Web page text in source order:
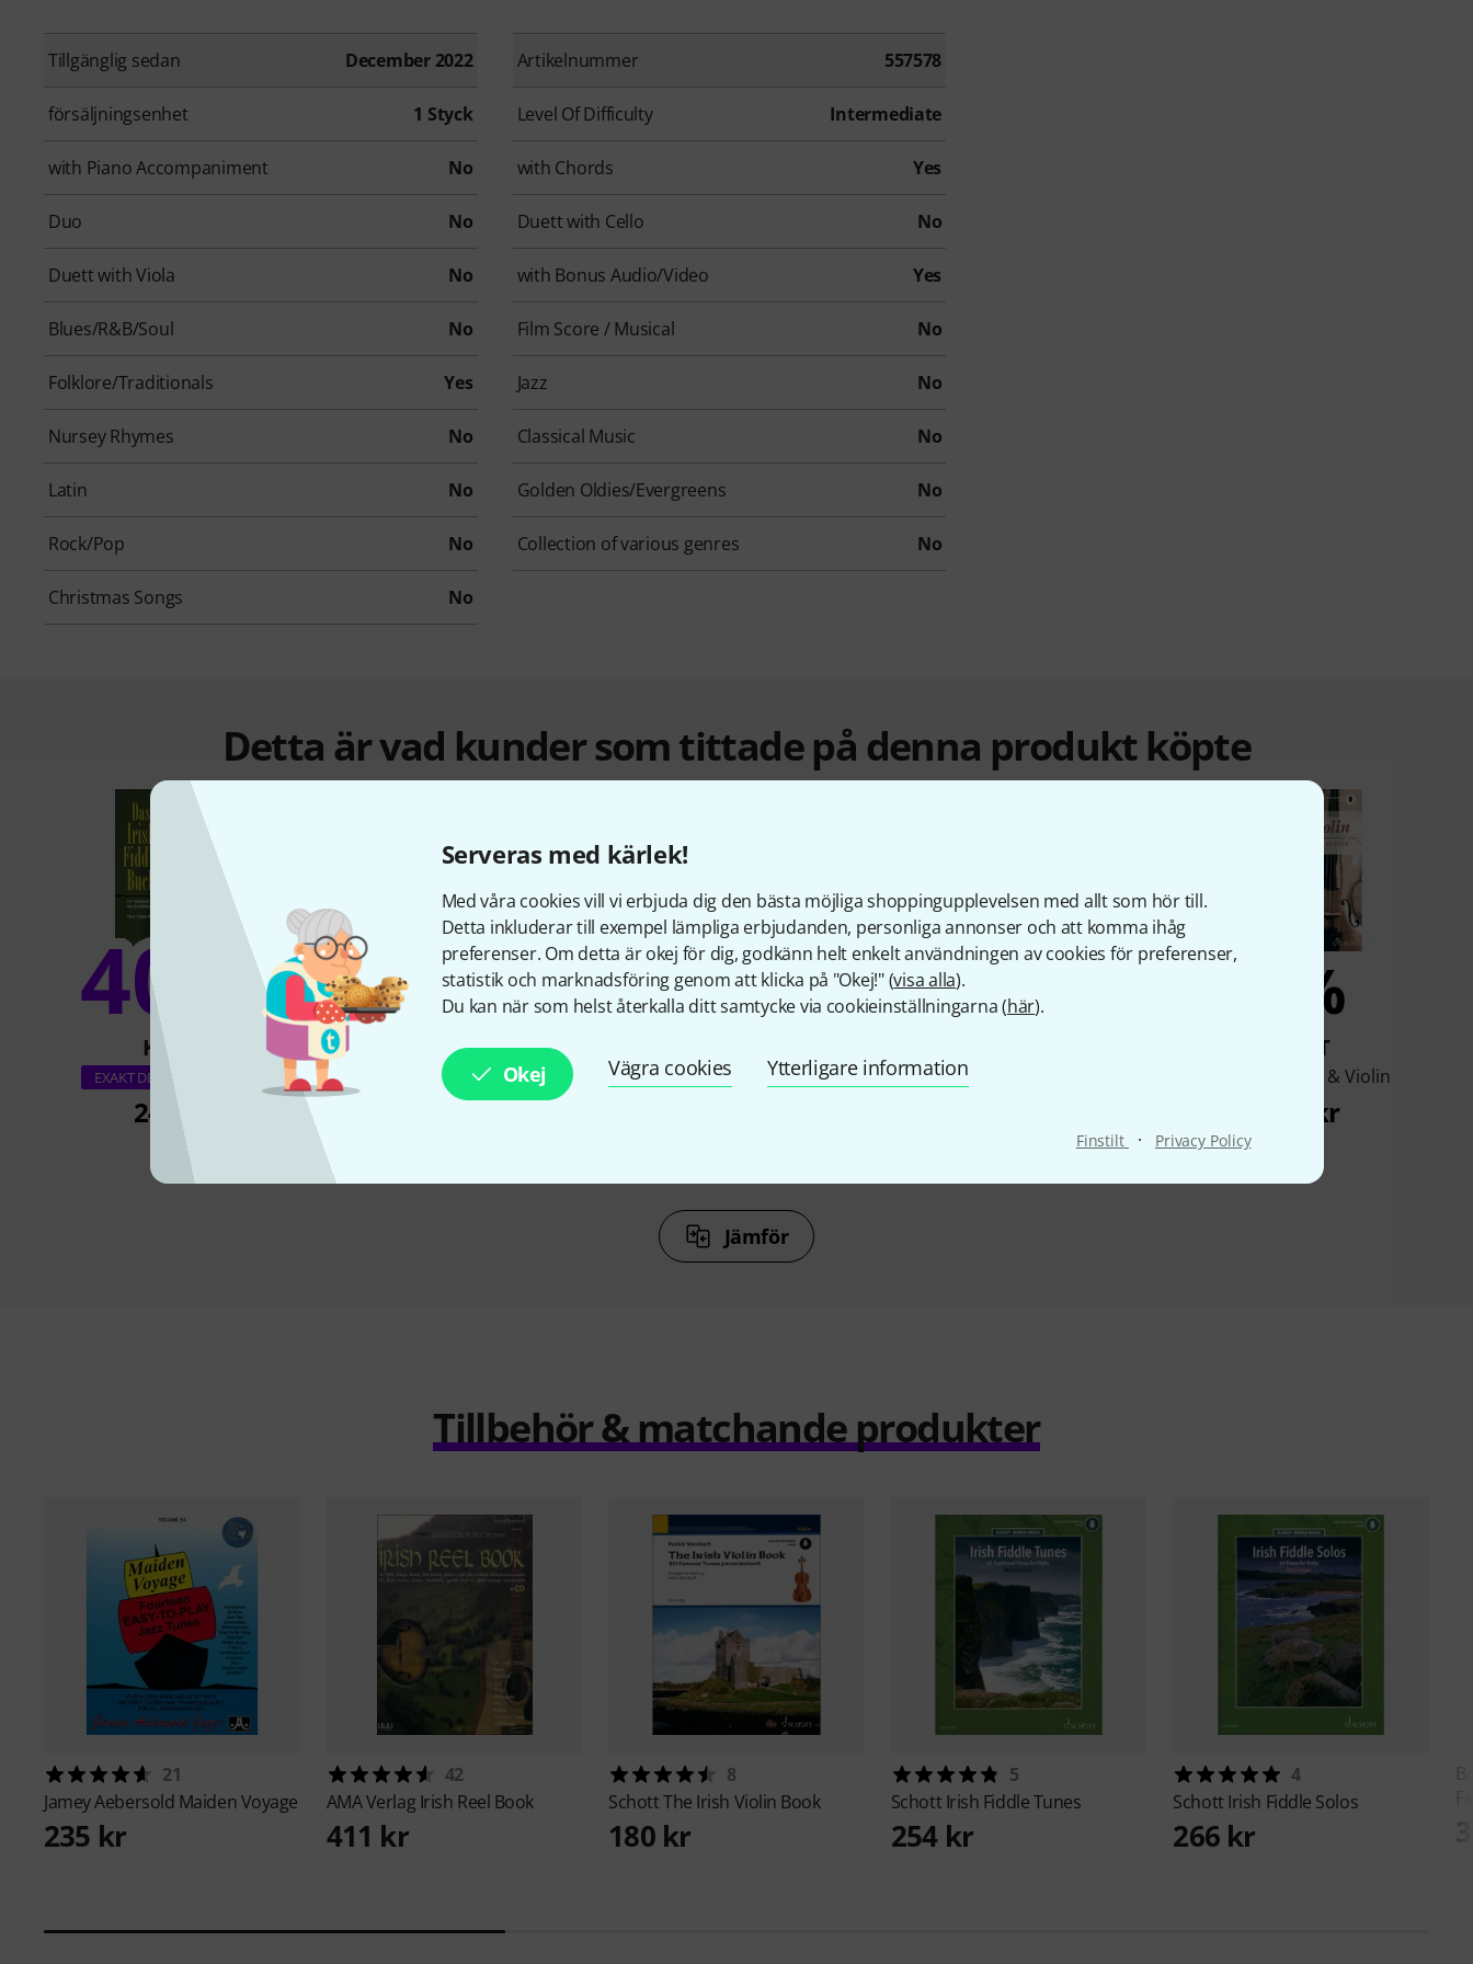
Serveras med kärlek!
Med våra cookies vill vi erbjuda dig den bästa möjliga shoppingupplevelsen med allt som hör till.
Detta inkluderar till exempel lämpliga erbjudanden, personliga annonser och att komma ihåg
preferenser. Om detta är okej för dig, godkänn helt enkelt användningen av cookies för preferenser,
statistik och marknadsföring genom att klicka på "Okej!" (visa alla).
Du kan när som helst återkalla ditt samtycke via cookieinställningarna (här).
Okej Vägra cookies Ytterligare information
Finstilt · Privacy Policy
Tillgänglig sedan December 2022 Artikelnummer 557578
försäljningsenhet 1 Styck Level Of Difficulty Intermediate
with Piano Accompaniment No with Chords Yes
Duo No Duett with Cello No
Duett with Viola No with Bonus Audio/Video Yes
Blues/R&B/Soul No Film Score / Musical No
Folklore/Traditionals Yes Jazz No
Nursey Rhymes No Classical Music No
Latin No Golden Oldies/Evergreens No
Rock/Pop No Collection of various genres No
Christmas Songs No
Detta är vad kunder som tittade på denna produkt köpte
40%
KÖPT
EXAKT DENNA PRODUKT
247 kr
20%
KÖPT
AMA Verlag Irish Reel Book
411 kr
10%
Boosey & Hawkes Jigs, Reels &
6%
Jamey Aebersold Django
6%
KÖPT
Schott Coffee & Violin
254 kr
Jämför
Tillbehör & matchande produkter
21
Jamey Aebersold Maiden Voyage
235 kr
42
AMA Verlag Irish Reel Book
411 kr
8
SchottThe Irish Violin Book
180 kr
5
Schott Irish Fiddle Tunes
254 kr
4
Schott Irish Fiddle Solos
266 kr